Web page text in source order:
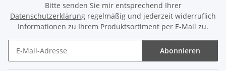
Bitte senden Sie mir entsprechend Ihrer
Datenschutzerklärung regelmäßig und jederzeit widerruflich
Informationen zu Ihrem Produktsortiment per E-Mail zu.
Abonnieren